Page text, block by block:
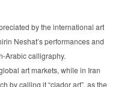
by the international art
Neshat’s performances and
Arabic calligraphy.
art markets, while in Iran
by calling it “ciador art”, as the